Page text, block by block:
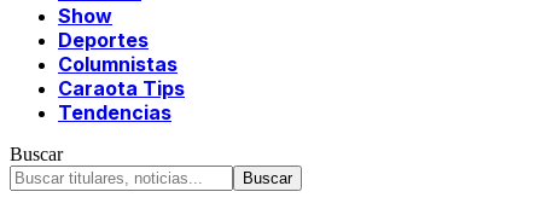
Show
Deportes
Columnistas
Caraota Tips
Tendencias
Buscar